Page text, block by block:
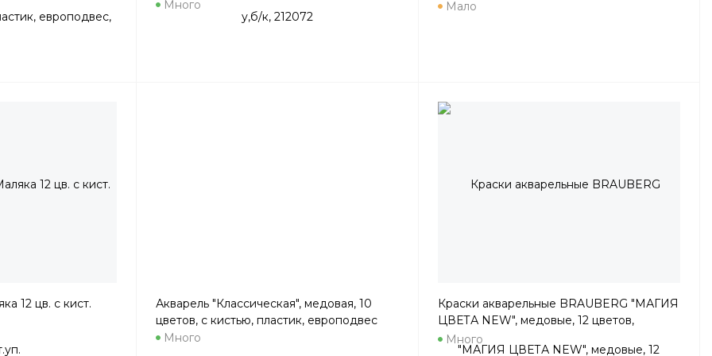
Много
европодвесом
Мало
12 цв. с кист.
Акварель "Классическая", медовая, 10
цветов, с кистью, пластик, европодвес
Много
Краски акварельные BRAUBERG "МАГИЯ
ЦВЕТА NEW", медовые, 12 цветов,
круглые кюветы, 192286
Много